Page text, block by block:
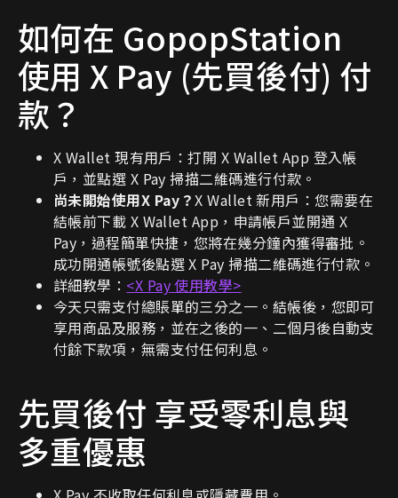
如何在 GopopStation
使用 X Pay (先買後付) 付
款？
X Wallet 現有用戶：打開 X Wallet App 登入帳
戶，並點選 X Pay 掃描二維碼進行付款。
尚未開始使用X Pay？X Wallet 新用戶：您需要在
結帳前下載 X Wallet App，申請帳戶並開通 X
Pay，過程簡單快捷，您將在幾分鐘內獲得審批。
成功開通帳號後點選 X Pay 掃描二維碼進行付款。
詳細教學： <X Pay 使用教學>
今天只需支付總賬單的三分之一。結帳後，您即可
享用商品及服務，並在之後的一、二個月後自動支
付餘下款項，無需支付任何利息。
先買後付 享受零利息與
多重優惠